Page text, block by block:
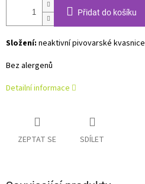
Přidat do košíku
Složení: neaktivní pivovarské kvasnice
Bez alergenů
Detailní informace
ZEPTAT SE SDÍLET